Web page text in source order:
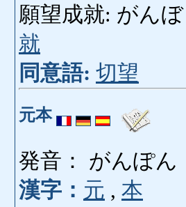
願望成就: がん
就
同意語: 切望
元本
発音： がんぽん
漢字： 元 , 本